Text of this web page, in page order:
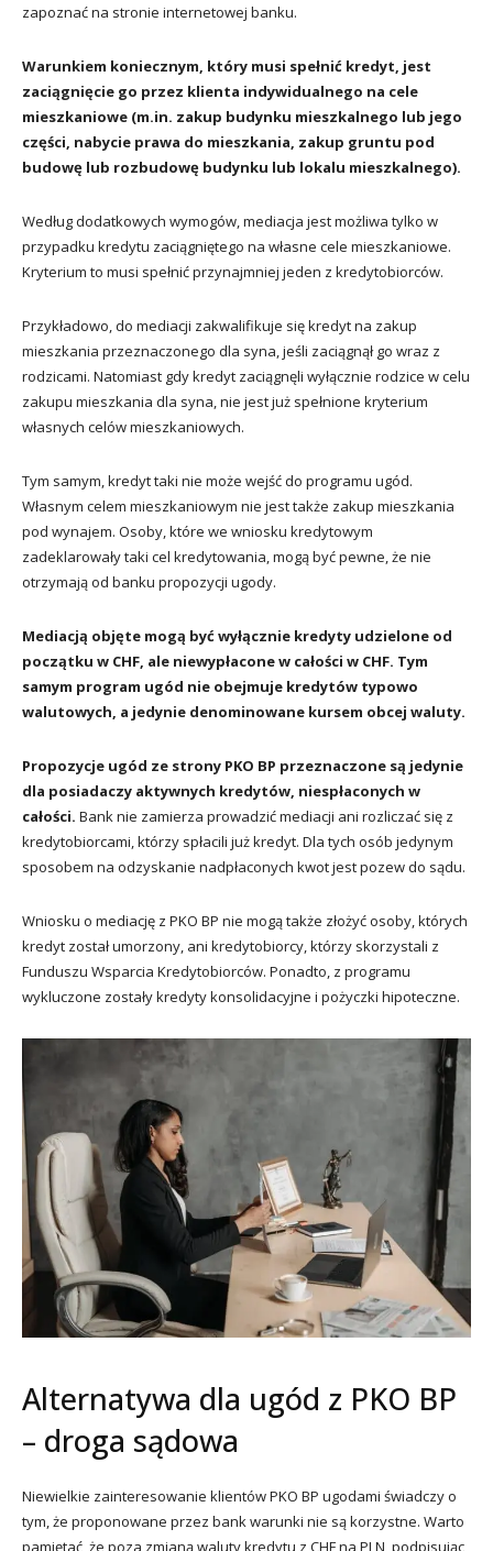
zapoznać na stronie internetowej banku.
Warunkiem koniecznym, który musi spełnić kredyt, jest
zaciągnięcie go przez klienta indywidualnego na cele
mieszkaniowe (m.in. zakup budynku mieszkalnego lub jego
części, nabycie prawa do mieszkania, zakup gruntu pod
budowę lub rozbudowę budynku lub lokalu mieszkalnego).
Według dodatkowych wymogów, mediacja jest możliwa tylko w
przypadku kredytu zaciągniętego na własne cele mieszkaniowe.
Kryterium to musi spełnić przynajmniej jeden z kredytobiorców.
Przykładowo, do mediacji zakwalifikuje się kredyt na zakup
mieszkania przeznaczonego dla syna, jeśli zaciągnął go wraz z
rodzicami. Natomiast gdy kredyt zaciągnęli wyłącznie rodzice w celu
zakupu mieszkania dla syna, nie jest już spełnione kryterium
własnych celów mieszkaniowych.
Tym samym, kredyt taki nie może wejść do programu ugód.
Własnym celem mieszkaniowym nie jest także zakup mieszkania
pod wynajem. Osoby, które we wniosku kredytowym
zadeklarowały taki cel kredytowania, mogą być pewne, że nie
otrzymają od banku propozycji ugody.
Mediacją objęte mogą być wyłącznie kredyty udzielone od
początku w CHF, ale niewypłacone w całości w CHF. Tym
samym program ugód nie obejmuje kredytów typowo
walutowych, a jedynie denominowane kursem obcej waluty.
Propozycje ugód ze strony PKO BP przeznaczone są jedynie
dla posiadaczy aktywnych kredytów, niespłaconych w
całości. Bank nie zamierza prowadzić mediacji ani rozliczać się z
kredytobiorcami, którzy spłacili już kredyt. Dla tych osób jedynym
sposobem na odzyskanie nadpłaconych kwot jest pozew do sądu.
Wniosku o mediację z PKO BP nie mogą także złożyć osoby, których
kredyt został umorzony, ani kredytobiorcy, którzy skorzystali z
Funduszu Wsparcia Kredytobiorców. Ponadto, z programu
wykluczone zostały kredyty konsolidacyjne i pożyczki hipoteczne.
Alternatywa dla ugód z PKO BP
– droga sądowa
Niewielkie zainteresowanie klientów PKO BP ugodami świadczy o
tym, że proponowane przez bank warunki nie są korzystne. Warto
pamiętać, że poza zmianą waluty kredytu z CHF na PLN, podpisując